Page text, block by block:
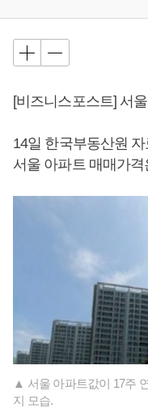
[비즈니스포스트] 서
14일 한국부동산원
서울 아파트 매매가
▲ 서울 아파트값이 17주
지 모습.